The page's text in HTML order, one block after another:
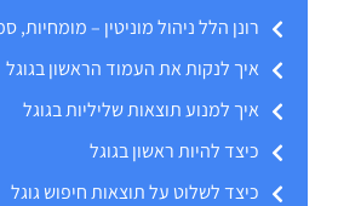
רונן הלל ניהול מוניטין – מומחיות,
איך לנקות את העמוד הראשון בגוגל
איך למנוע תוצאות שליליות בגוגל
כיצד להיות ראשון בגוגל
כיצד לשלוט על תוצאות חיפוש גוגל